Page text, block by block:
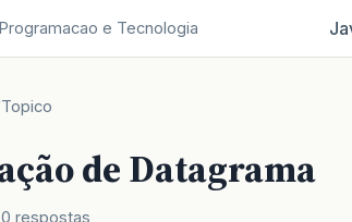
e Tecnologia
Topico
de Datagrama
0 respostas